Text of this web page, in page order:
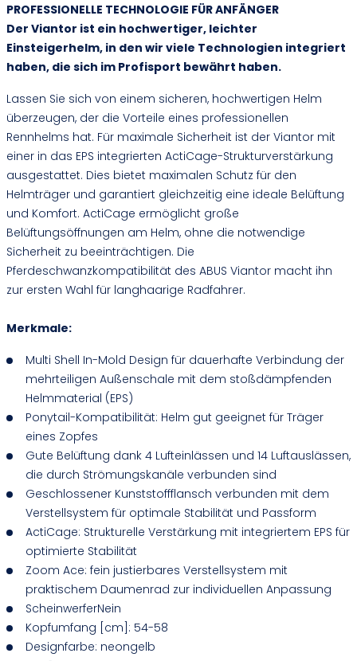
PROFESSIONELLE TECHNOLOGIE FÜR ANFÄNGER
Der Viantor ist ein hochwertiger, leichter
Einsteigerhelm, in den wir viele Technologien integriert
haben, die sich im Profisport bewährt haben.
Lassen Sie sich von einem sicheren, hochwertigen Helm
überzeugen, der die Vorteile eines professionellen
Rennhelms hat. Für maximale Sicherheit ist der Viantor mit
einer in das EPS integrierten ActiCage-Strukturverstärkung
ausgestattet. Dies bietet maximalen Schutz für den
Helmträger und garantiert gleichzeitig eine ideale Belüftung
und Komfort. ActiCage ermöglicht große
Belüftungsöffnungen am Helm, ohne die notwendige
Sicherheit zu beeinträchtigen. Die
Pferdeschwanzkompatibilität des ABUS Viantor macht ihn
zur ersten Wahl für langhaarige Radfahrer.
Merkmale:
Multi Shell In-Mold Design für dauerhafte Verbindung der
mehrteiligen Außenschale mit dem stoßdämpfenden
Helmmaterial (EPS)
Ponytail-Kompatibilität: Helm gut geeignet für Träger
eines Zopfes
Gute Belüftung dank 4 Lufteinlässen und 14 Luftauslässen,
die durch Strömungskanäle verbunden sind
Geschlossener Kunststoffflansch verbunden mit dem
Verstellsystem für optimale Stabilität und Passform
ActiCage: Strukturelle Verstärkung mit integriertem EPS für
optimierte Stabilität
Zoom Ace: fein justierbares Verstellsystem mit
praktischem Daumenrad zur individuellen Anpassung
ScheinwerferNein
Kopfumfang [cm]: 54-58
Designfarbe: neongelb